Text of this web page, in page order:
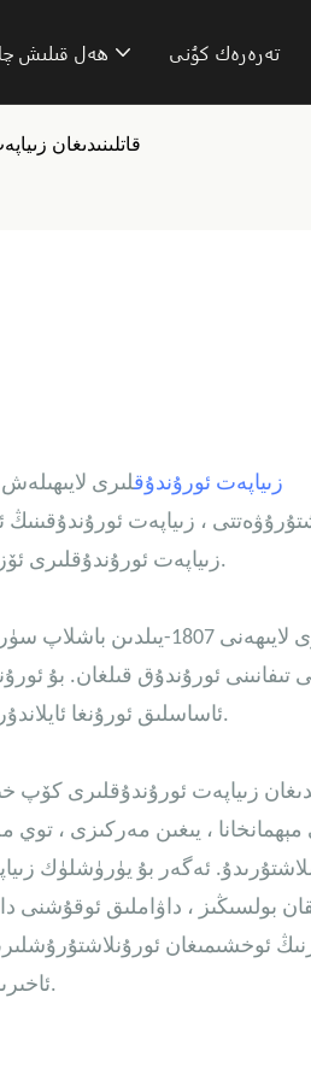
ھەل قىلىش تەرەرەك كۇنى
قاتلىنىدىغان
زىياپەت ئورۇندۇقلىرى
، زىياپەت
زىياپەت ئورۇندۇقلىرى ئۆزگىچە ئورۇنلاشتۇرۇشلارنى ئاچالايدۇ ، بولمىسا چوڭ لايىھەلەر بىلەن مۇمكىن ئەمەس.
زامانىۋى لايىھەنى
تىفانىنى ئورۇندۇق قىلغان. بۇ
ئاساسلىق ئورۇنغا ئايلاندۇردى. بۇلارنىڭ ساقلاش ئىزى% 50 تۆۋەن بولۇپ ، تېز تەڭشەشنى كەلتۈرۈپ چىقىرىدۇ.
زىياپەت ئورۇندۇقلىرى كۆپ
مېھمانخانا ، يىغىن مەركىزى ، توي
ئەگەر بۇ يۈرۈشلۈك
بولسىڭىز ، داۋاملىق ئوقۇشنى
ئوخشىمىغان
ئاخىرىدا ، بىز بىر ئېسىل پائالىيەتنى پىلانلاشنىڭ باسقۇچلۇق جەريانىنى چۈشەندۈرۈپ ئۆتىمىز.